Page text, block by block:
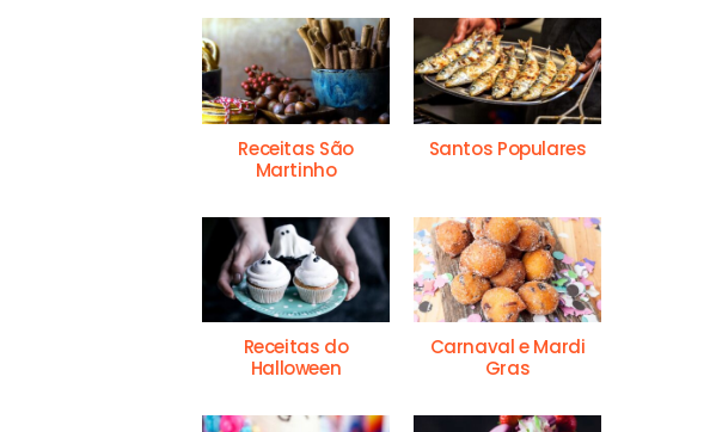
Receitas São
Martinho
Santos Populares
Receitas do
Halloween
Carnaval e Mardi
Gras